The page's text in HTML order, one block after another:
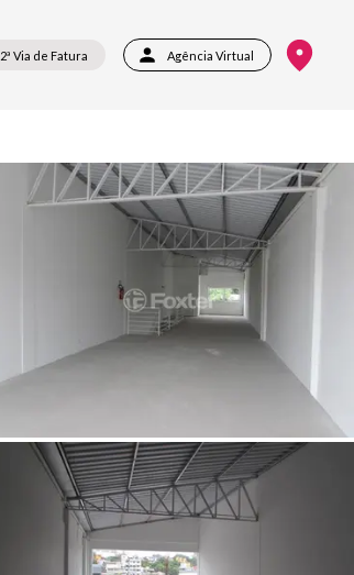
2ª Via de Fatura Agência Virtual